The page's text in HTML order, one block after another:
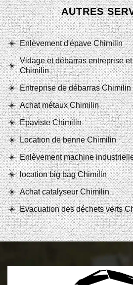
AUTRES
Enlèvement d'épave Chimilin
Vidage et débarras entreprise
Chimilin
Entreprise de débarras Chimilin
Achat métaux Chimilin
Epaviste Chimilin
Location de benne Chimilin
Enlèvement machine
location big bag Chimilin
Achat catalyseur Chimilin
Evacuation des déchets verts